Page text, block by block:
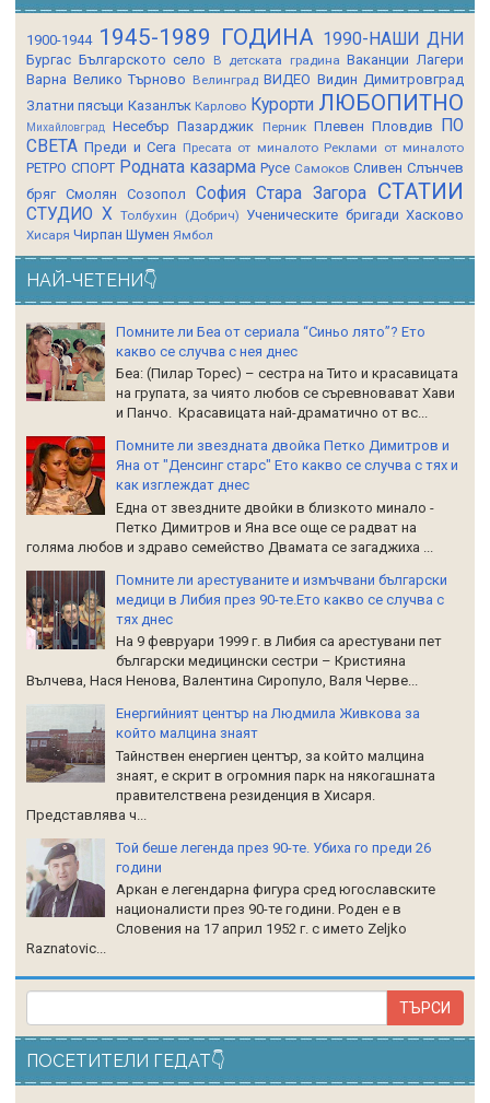
1900-1944 1945-1989 ГОДИНА 1990-НАШИ ДНИ
Бургас Българското село В детската градина Ваканции Лагери
Варна Велико Търново Велинград ВИДЕО Видин Димитровград
Златни пясъци Казанлък Карлово Курорти ЛЮБОПИТНО
Михайловград Несебър Пазарджик Перник Плевен Пловдив
ПО
СВЕТА Преди и Сега Пресата от миналото Реклами от миналото
РЕТРО СПОРТ Родната казарма Русе Самоков Сливен Слънчев
бряг Смолян Созопол София Стара Загора СТАТИИ
СТУДИО Х Толбухин (Добрич) Ученическите бригади Хасково
Хисаря Чирпан Шумен Ямбол
НАЙ-ЧЕТЕНИ👇
Помните ли Беа от сериала “Синьо лято”? Ето
какво се случва с нея днес
Беа: (Пилар Торес) – сестра на Тито и красавицата
на групата, за чиято любов се съревновават Хави
и Панчо. Красавицата най-драматично от вс...
Помните ли звездната двойка Петко Димитров и
Яна от "Денсинг старс" Ето какво се случва с тях и
как изглеждат днес
Една от звездните двойки в близкото минало -
Петко Димитров и Яна все още се радват на
голяма любов и здраво семейство Двамата се загаджиха ...
Помните ли арестуваните и измъчвани български
медици в Либия през 90-те.Ето какво се случва с
тях днес
На 9 февруари 1999 г. в Либия са арестувани пет
български медицински сестри – Кристияна
Вълчева, Нася Ненова, Валентина Сиропуло, Валя Черве...
Енергийният център на Людмила Живкова за
който малцина знаят
Тайнствен енергиен център, за който малцина
знаят, е скрит в огромния парк на някогашната
правителствена резиденция в Хисаря.
Представлява ч...
Той беше легенда през 90-те. Убиха го преди 26
години
Аркан е легендарна фигура сред югославските
националисти през 90-те години. Роден е в
Словения на 17 април 1952 г. с името Zeljko
Raznatoviс...
ПОСЕТИТЕЛИ ГЕДАТ👇